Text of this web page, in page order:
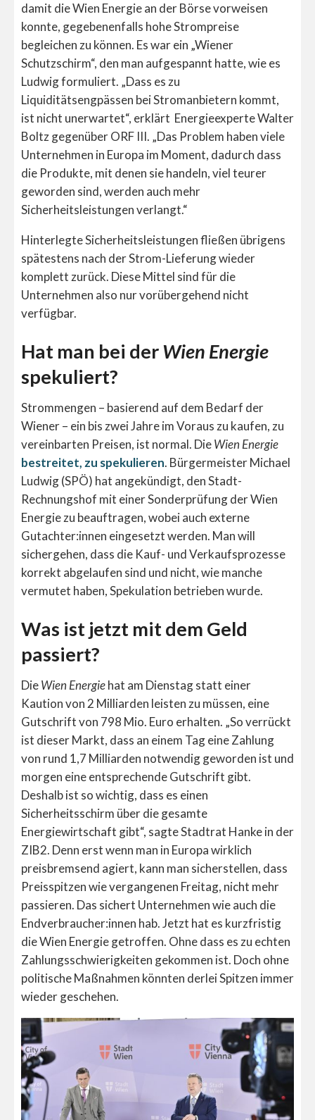
damit die Wien Energie an der Börse vorweisen
konnte, gegebenenfalls hohe Strompreise
begleichen zu können. Es war ein „Wiener
Schutzschirm“, den man aufgespannt hatte, wie es
Ludwig formuliert. „Dass es zu
Liquiditätsengpässen bei Stromanbietern kommt,
ist nicht unerwartet“, erklärt Energieexperte Walter
Boltz gegenüber ORF III. „Das Problem haben viele
Unternehmen in Europa im Moment, dadurch dass
die Produkte, mit denen sie handeln, viel teurer
geworden sind, werden auch mehr
Sicherheitsleistungen verlangt.“
Hinterlegte Sicherheitsleistungen fließen übrigens
spätestens nach der Strom-Lieferung wieder
komplett zurück. Diese Mittel sind für die
Unternehmen also nur vorübergehend nicht
verfügbar.
Hat man bei derWien Energie
spekuliert?
Strommengen – basierend auf dem Bedarf der
Wiener – ein bis zwei Jahre im Voraus zu kaufen, zu
vereinbarten Preisen, ist normal. DieWien Energie
bestreitet, zu spekulieren. Bürgermeister Michael
Ludwig (SPÖ) hat angekündigt, den Stadt-
Rechnungshof mit einer Sonderprüfung der Wien
Energie zu beauftragen, wobei auch externe
Gutachter:innen eingesetzt werden. Man will
sichergehen, dass die Kauf- und Verkaufsprozesse
korrekt abgelaufen sind und nicht, wie manche
vermutet haben, Spekulation betrieben wurde.
Was ist jetzt mit dem Geld
passiert?
DieWien Energiehat am Dienstag statt einer
Kaution von 2 Milliarden leisten zu müssen, eine
Gutschrift von 798 Mio. Euro erhalten. „So verrückt
ist dieser Markt, dass an einem Tag eine Zahlung
von rund 1,7 Milliarden notwendig geworden ist und
morgen eine entsprechende Gutschrift gibt.
Deshalb ist so wichtig, dass es einen
Sicherheitsschirm über die gesamte
Energiewirtschaft gibt“, sagte Stadtrat Hanke in der
ZIB2. Denn erst wenn man in Europa wirklich
preisbremsend agiert, kann man sicherstellen, dass
Preisspitzen wie vergangenen Freitag, nicht mehr
passieren. Das sichert Unternehmen wie auch die
Endverbraucher:innen hab. Jetzt hat es kurzfristig
die Wien Energie getroffen. Ohne dass es zu echten
Zahlungsschwierigkeiten gekommen ist. Doch ohne
politische Maßnahmen könnten derlei Spitzen immer
wieder geschehen.